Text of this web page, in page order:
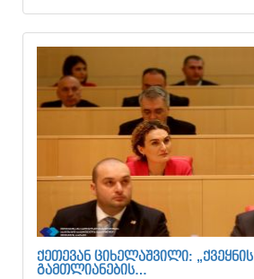
ᲥᲔᲗᲔᲕᲐᲜ ᲪᲘᲮᲔᲚᲐᲨᲕᲘᲚᲘ: „ᲥᲕᲔᲧᲜᲘᲡ
ᲒᲐᲛᲗᲚᲘᲐᲜᲔᲑᲘᲡ…